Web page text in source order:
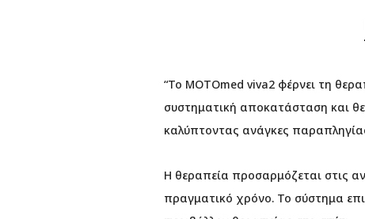
“Το MOTOmed viva2 φέρνει τη
συστηματική αποκατάσταση και
καλύπτοντας ανάγκες
Η θεραπεία προσαρμόζεται στις
πραγματικό χρόνο. Το σύστημα